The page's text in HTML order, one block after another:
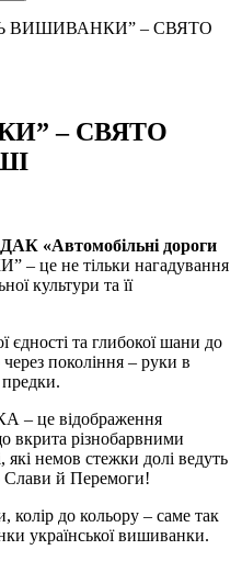
ВИШИВАНКИ” – СВЯТО
– СВЯТО
«Автомобільні дороги
це не тільки нагадування
культури та її
єдності та глибокої шани до
покоління – руки в
– це відображення
вкрита різнобарвними
які немов стежки долі ведуть
Слави й Перемоги!
колір до кольору – саме так
української вишиванки.